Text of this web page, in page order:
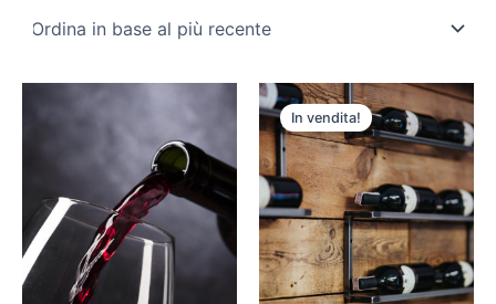
In vendita!prezzo
originale
era:
€18.700,00.
Il
prezzo
attuale
è: